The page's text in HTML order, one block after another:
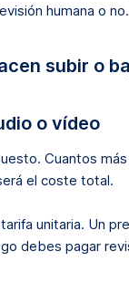
humana o no.
subir o
o vídeo
Cuantos
el coste total.
unitaria. Un
debes pagar